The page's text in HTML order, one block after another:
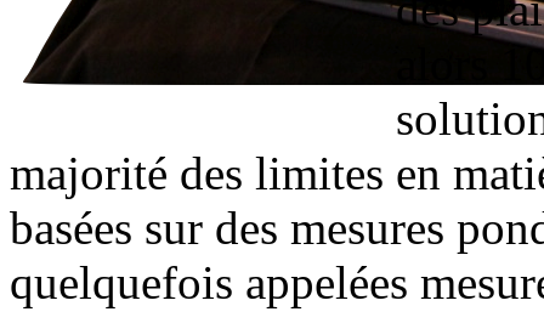
alors
majorité des limites en
basées sur des mesures
quelquefois appelées